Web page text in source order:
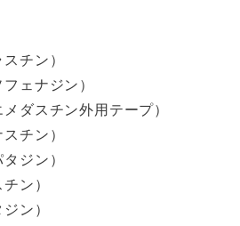
チン）
ェナジン）
ダスチン外用テープ）
チン）
ジン）
ン）
ン）